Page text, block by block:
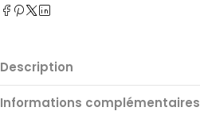
Description
Informations complémentaires